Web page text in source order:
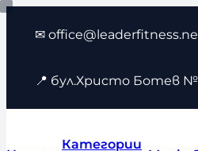
Към
съдържанието
✉
📍 бул.Христо Ботев №
Категории